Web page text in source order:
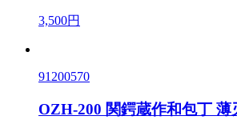
3,500円
91200570
OZH-200 関鍔蔵作和包丁 薄